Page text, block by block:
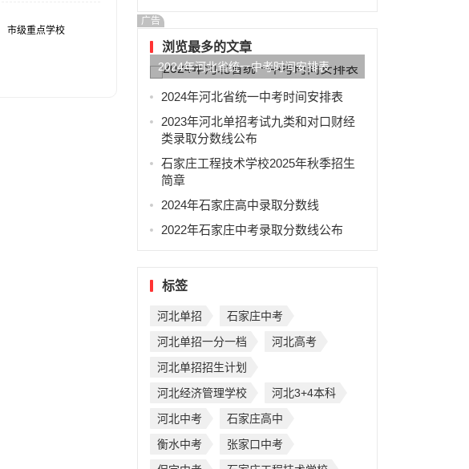
市级重点学校
广告
浏览最多的文章
2024年河北省统一中考时间安排表
2024年河北省统一中考时间安排表
2023年河北单招考试九类和对口财经
类录取分数线公布
石家庄工程技术学校2025年秋季招生
简章
2024年石家庄高中录取分数线
2022年石家庄中考录取分数线公布
标签
河北单招
石家庄中考
河北单招一分一档
河北高考
河北单招招生计划
河北经济管理学校
河北3+4本科
河北中考
石家庄高中
衡水中考
张家口中考